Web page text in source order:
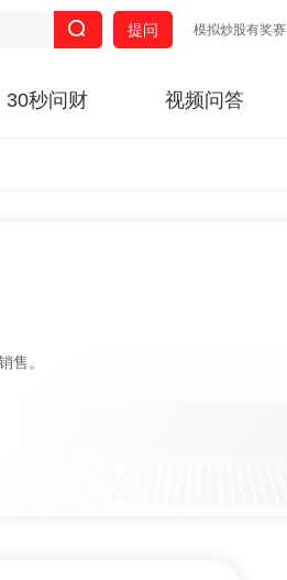
模拟炒股有奖赛
提问
30秒问财 视频问答
售。